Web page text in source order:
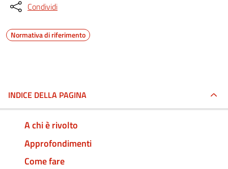
Condividi
Normativa di riferimento
INDICE DELLA PAGINA
A chi è rivolto
Approfondimenti
Come fare